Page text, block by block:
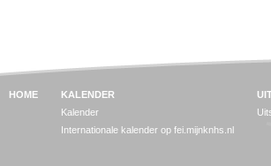
HOME
KALENDER
Kalender
Internationale kalender op fei.mijnknhs.nl